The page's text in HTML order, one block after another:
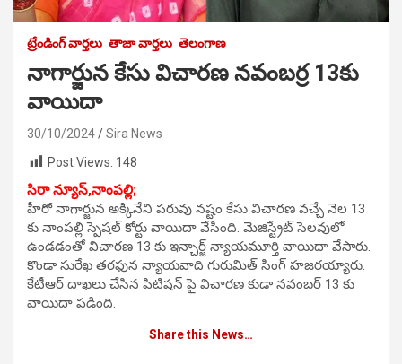
ట్రేండింగ్ వార్తలు తాజా వార్తలు తెలంగాణ
నాగార్జున కేసు విచారణ నవంబర్ర 13కు
వాయిదా
30/10/2024
Sira News
Post Views: 148
సిరా న్యూస్,నాంపల్లి;
హీరో నాగార్జున అక్కినేని పరువు నష్టం కేసు విచారణ వచ్చే నెల 13
కు నాంపల్లి స్పెషల్ కోర్టు వాయిదా వేసింది. మెజిస్ట్రేట్ సెలవులో
ఉండడంతో విచారణ 13 కు ఇన్చార్జ్ న్యాయమూర్తి వాయిదా వేసారు.
కొండా సురేఖ తరఫున న్యాయవాది గురుమిత్ సింగ్ హజరయ్యారు.
కేటీఆర్ దాఖలు చేసిన పిటిషన్ పై విచారణ కుడా నవంబర్ 13 కు
వాయిదా పడింది.
Share this News…